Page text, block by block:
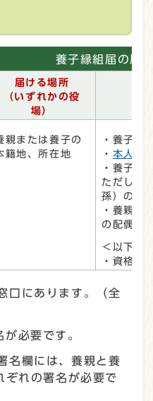
養子縁組届の届
届ける場所
（いずれかの役
場）
親または養子の
籍地、所在地
・養子縁
・ 本人確
・養子が
ただし、
孫）の場
・養親ま
の配偶者
＜以下は
・資格確
口にあります。（全
必要です。
名欄には、養親と養
ぞれの署名が必要で